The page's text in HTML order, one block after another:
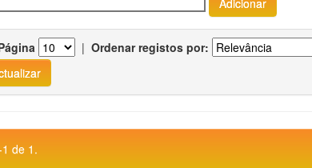
| Ordenar registos por:
de 1.